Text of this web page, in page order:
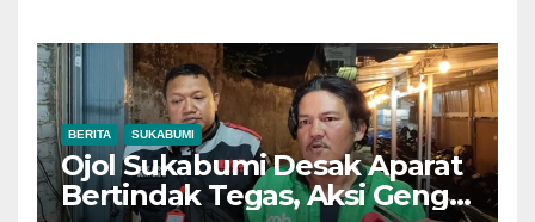
BERITA SUKABUMI
Ojol Sukabumi Desak Aparat
Bertindak Tegas, Aksi Geng